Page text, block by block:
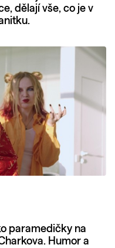
dělají vše, co je v
paramedičky na
Humor a